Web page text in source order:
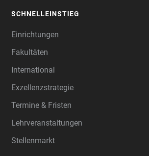
SCHNELLEINSTIEG
Einrichtungen
Fakultäten
International
Exzellenzstrategie
Termine & Fristen
Lehrveranstaltungen
Stellenmarkt